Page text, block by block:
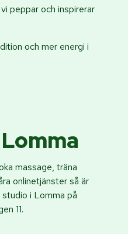
peppar och inspirerar
och mer energi i
massage, träna
onlinetjänster så är
i Lomma på
11.